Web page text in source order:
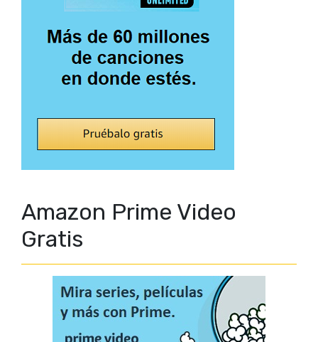
Amazon Prime Video
Gratis